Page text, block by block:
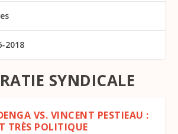
SYNDICALE
VS. VINCENT PESTIEAU :
TRÈS POLITIQUE
2018